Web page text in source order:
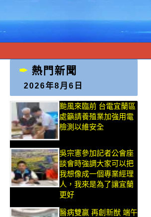
熱門新聞
2026年8月6日
颱風來臨前 台電宜蘭區
處籲請養殖業加強用電
檢測以維安全
吳宗憲參加記者公會座
談會時強調大家可以把
我想像成一個專業經理
人，我來是為了讓宜蘭
更好
醫病雙贏 再創新猷 端午